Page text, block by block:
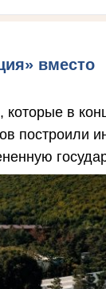
вместо
которые в
построили